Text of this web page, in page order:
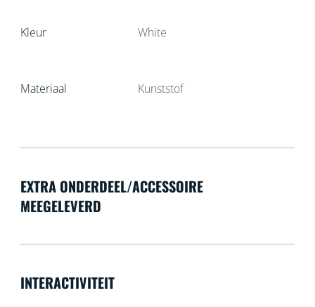
Kleur White
Materiaal Kunststof
EXTRA ONDERDEEL/ACCESSOIRE
MEEGELEVERD
INTERACTIVITEIT